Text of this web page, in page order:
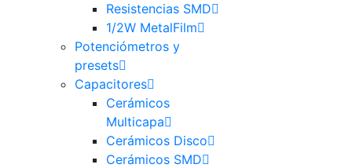
Resistencias SMD
1/2W MetalFilm
Potenciómetros y
presets
Capacitores
Cerámicos
Multicapa
Cerámicos Disco
Cerámicos SMD